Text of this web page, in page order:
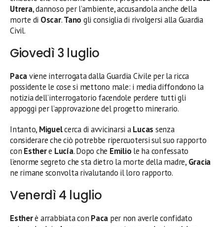
Utrera, dannoso per l’ambiente, accusandola anche della
morte di Oscar.Tano gli consiglia di rivolgersi alla Guardia
Civil.
Giovedì 3 luglio
Pacaviene interrogata dalla Guardia Civile per la ricca
possidente le cose si mettono male: i media diffondono la
notizia dell’interrogatorio facendole perdere tutti gli
appoggi per l’approvazione del progetto minerario.
Intanto, Miguelcerca di avvicinarsi aLucas senza
considerare che ciò potrebbe ripercuotersi sul suo rapporto
con Esthere Lucía. Dopo che Emilio le ha confessato
l’enorme segreto che sta dietro la morte della madre, Gracia
ne rimane sconvolta rivalutando il loro rapporto.
Venerdì 4 luglio
Estherè arrabbiata con Paca per non averle confidato